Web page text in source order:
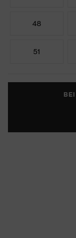
48
51